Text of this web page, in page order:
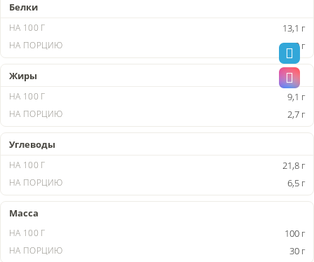
Белки
13,1 г
4,0 г
Жиры
9,1 г
2,7 г
Углеводы
21,8 г
6,5 г
Масса
100 г
30 г